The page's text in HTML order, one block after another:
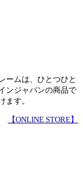
ームは、ひとつひと
ンジャパンの商品で
ます。
【ONLINE STORE】